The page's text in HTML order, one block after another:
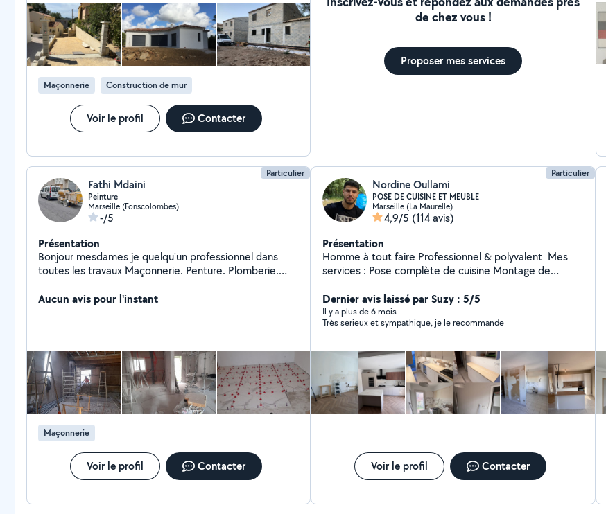
Maçonnerie Construction de mur
Voir le profil Contacter
de chez vous !
Proposer mes services
Particulier
Fathi Mdaini
Peinture
Marseille (Fonscolombes)
-/5
Présentation
Bonjour mesdames je quelqu'un professionnel dans
toutes les travaux Maçonnerie. Penture. Plomberie.
tous les moments.devis gratuit
Aucun avis pour l'instant
Maçonnerie
Voir le profil Contacter
Particulier
Nordine Oullami
POSE DE CUISINE ET MEUBLE
Marseille (La Maurelle)
4,9/5 (114 avis)
Présentation
Homme à tout faire Professionnel & polyvalent ️ Mes
services : Pose complète de cuisine Montage de
meubles Travaux de peinture & placo et tapisserie
Fixation de cadres, étagères, TV murale Électricité &
plomberie Pose de sol (PVC, lino, dalles clipsables)
matériel de qualité Travail soigné, propre et précis
Intervention rapide Prix très compétitifs Contact : 07
60 54 22 l5 N'hésitez pas à me contacter pour un devis
ou des conseil
Dernier avis laissé par Suzy : 5/5
Il y a plus de 6 mois
Très serieux et sympathique, je le recommande
Voir le profil Contacter